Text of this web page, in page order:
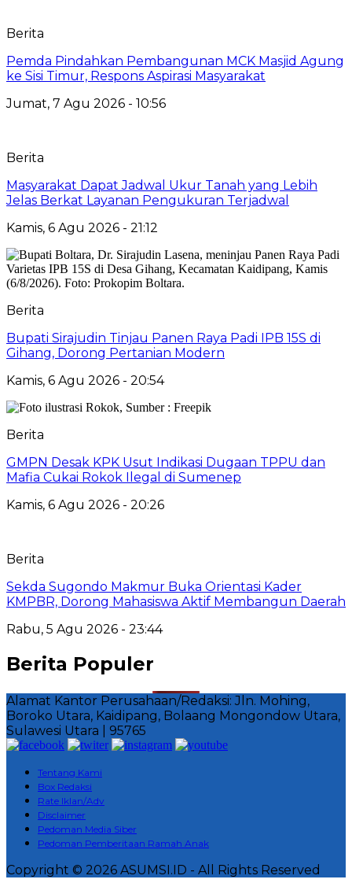
Berita
Pemda Pindahkan Pembangunan MCK Masjid Agung
ke Sisi Timur, Respons Aspirasi Masyarakat
Jumat, 7 Agu 2026 - 10:56
Berita
Masyarakat Dapat Jadwal Ukur Tanah yang Lebih
Jelas Berkat Layanan Pengukuran Terjadwal
Kamis, 6 Agu 2026 - 21:12
Berita
Bupati Sirajudin Tinjau Panen Raya Padi IPB 15S di
Gihang, Dorong Pertanian Modern
Kamis, 6 Agu 2026 - 20:54
Berita
GMPN Desak KPK Usut Indikasi Dugaan TPPU dan
Mafia Cukai Rokok Ilegal di Sumenep
Kamis, 6 Agu 2026 - 20:26
Berita
Sekda Sugondo Makmur Buka Orientasi Kader
KMPBR, Dorong Mahasiswa Aktif Membangun Daerah
Rabu, 5 Agu 2026 - 23:44
Berita Populer
Alamat Kantor Perusahaan/Redaksi: Jln. Mohing,
Boroko Utara, Kaidipang, Bolaang Mongondow Utara,
Sulawesi Utara | 95765
Tentang Kami
Box Redaksi
Rate Iklan/Adv
Disclaimer
Pedoman Media Siber
Pedoman Pemberitaan Ramah Anak
Copyright © 2026 ASUMSI.ID - All Rights Reserved